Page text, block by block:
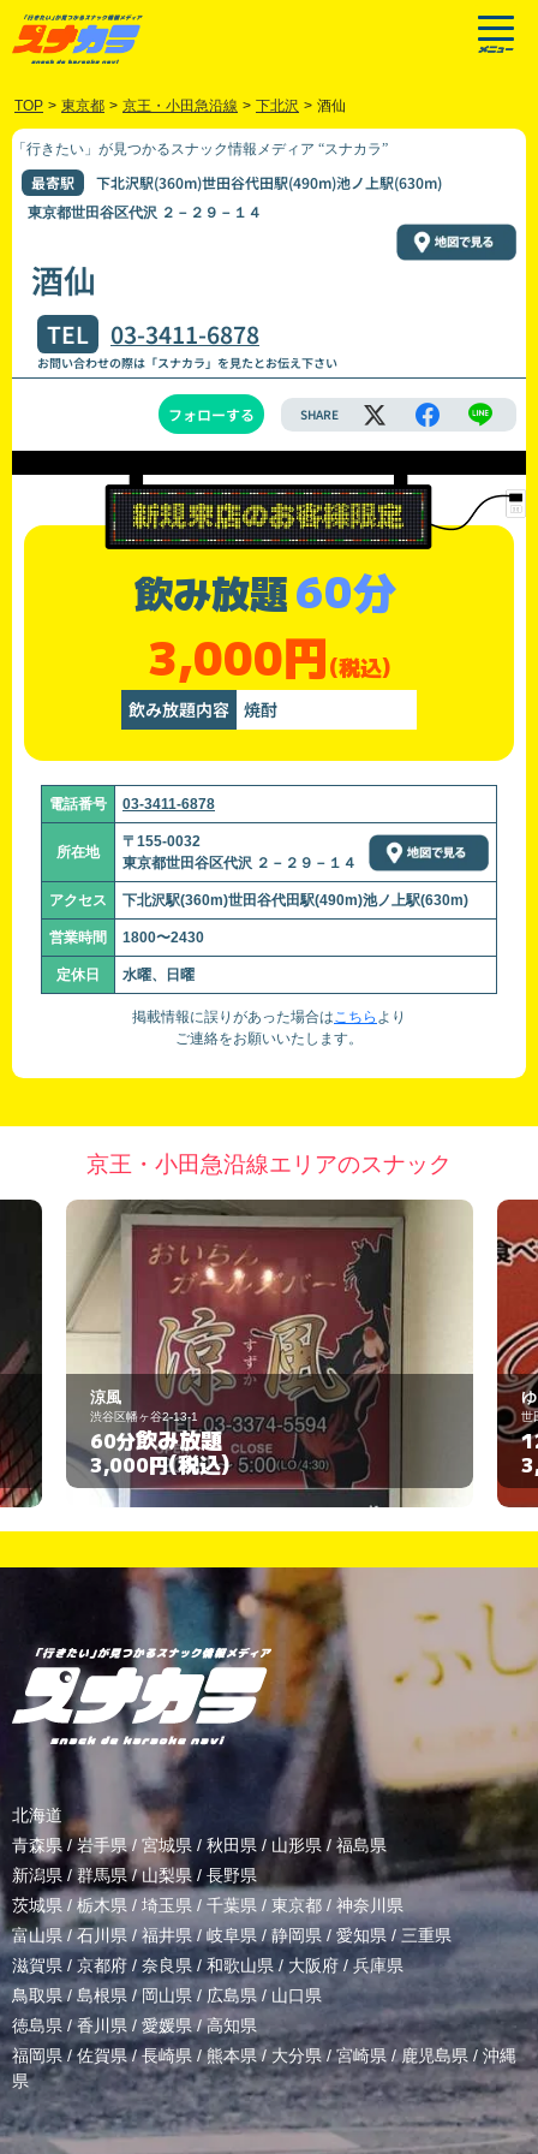
TOP > 東京都 > 京王・小田急沿線 > 下北沢 > 酒仙
「行きたい」が見つかるスナック情報メディア “スナカラ”
最寄駅 下北沢駅(360m)世田谷代田駅(490m)池ノ上駅(630m)
東京都世田谷区代沢 ２－２９－１４
酒仙
TEL 03-3411-6878
お問い合わせの際は「スナカラ」を見たとお伝え下さい
フォローする SHARE
飲み放題60分
3,000円(税込)
飲み放題内容 焼酎
電話番号 03-3411-6878
所在地
〒155-0032
東京都世田谷区代沢 ２－２９－１４
アクセス 下北沢駅(360m)世田谷代田駅(490m)池ノ上駅(630m)
営業時間 1800〜2430
定休日 水曜、日曜
掲載情報に誤りがあった場合はこちら より
ご連絡をお願いいたします。
京王・小田急沿線エリアのスナック
ゆ～みん
世田谷区南烏山6-6-15
120分飲み放題
3,000円(税込)
北海道
青森県 / 岩手県/ 宮城県 / 秋田県 / 山形県/ 福島県
新潟県 /群馬県/山梨県 / 長野県
茨城県 / 栃木県 / 埼玉県 / 千葉県 / 東京都 / 神奈川県
富山県 /石川県/福井県/岐阜県 / 静岡県 / 愛知県 / 三重県
滋賀県 / 京都府 / 奈良県 / 和歌山県/ 大阪府 /兵庫県
鳥取県/ 島根県 /岡山県/ 広島県 / 山口県
徳島県 /香川県 / 愛媛県/高知県
福岡県/佐賀県/長崎県 /熊本県/ 大分県/宮崎県 /鹿児島県 / 沖縄
県